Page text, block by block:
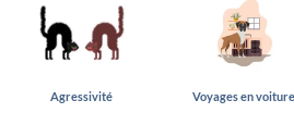
Agressivité Voyages en voiture